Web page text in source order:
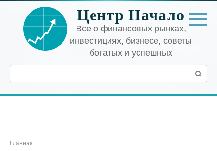
Перейти
контенту
Центр Начало
Все о финансовых рынках,
инвестициях, бизнесе, советы
богатых и успешных
Поиск:
Главная